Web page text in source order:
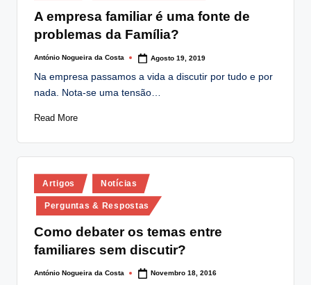
in
A empresa familiar é uma fonte de
problemas da Família?
Posted
António Nogueira da Costa Agosto 19, 2019
Na empresa passamos a vida a discutir por tudo e por
nada. Nota-se uma tensão…
Read More
Posted
in
Artigos Notícias
Perguntas & Respostas
Como debater os temas entre
familiares sem discutir?
Posted
António Nogueira da Costa Novembro 18, 2016